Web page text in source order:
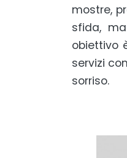
mostre,
sfida,
obiettivo
servizi
sorriso.